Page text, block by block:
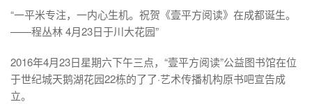
“一平米专注，一内心生机。祝贺《壹平方阅读》在成都诞生。
——程丛林 4月23日于川大花园”
2016年4月23日星期六下午三点，“壹平方阅读”公益图书馆在位
于世纪城天鹅湖花园22栋的了了·艺术传播机构原书吧宣告成
立。